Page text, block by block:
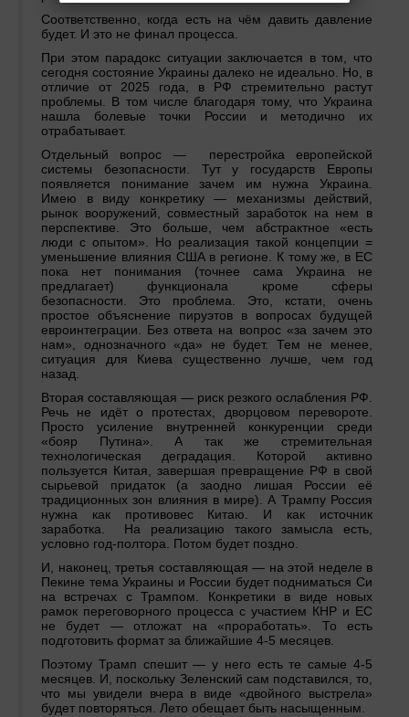
Соответственно, когда есть на чём давить давление
будет. И это не финал процесса.
При этом парадокс ситуации заключается в том, что
сегодня состояние Украины далеко не идеально. Но, в
отличие от 2025 года, в РФ стремительно растут
проблемы. В том числе благодаря тому, что Украина
нашла болевые точки России и методично их
отрабатывает.
Отдельный вопрос — перестройка европейской
системы безопасности. Тут у государств Европы
появляется понимание зачем им нужна Украина.
Имею в виду конкретику — механизмы действий,
рынок вооружений, совместный заработок на нем в
перспективе. Это больше, чем абстрактное «есть
люди с опытом». Но реализация такой концепции =
уменьшение влияния США в регионе. К тому же, в ЕС
пока нет понимания (точнее сама Украина не
предлагает) функционала кроме сферы
безопасности. Это проблема. Это, кстати, очень
простое объяснение пируэтов в вопросах будущей
евроинтеграции. Без ответа на вопрос «за зачем это
нам», однозначного «да» не будет. Тем не менее,
ситуация для Киева существенно лучше, чем год
назад.
Вторая составляющая — риск резкого ослабления РФ.
Речь не идёт о протестах, дворцовом перевороте.
Просто усиление внутренней конкуренции среди
«бояр Путина». А так же стремительная
технологическая деградация. Которой активно
пользуется Китая, завершая превращение РФ в свой
сырьевой придаток (а заодно лишая России её
традиционных зон влияния в мире). А Трампу Россия
нужна как противовес Китаю. И как источник
заработка. На реализацию такого замысла есть,
условно год-полтора. Потом будет поздно.
И, наконец, третья составляющая — на этой неделе в
Пекине тема Украины и России будет подниматься Си
на встречах с Трампом. Конкретики в виде новых
рамок переговорного процесса с участием КНР и ЕС
не будет — отложат на «проработать». То есть
подготовить формат за ближайшие 4-5 месяцев.
Поэтому Трамп спешит — у него есть те самые 4-5
месяцев. И, поскольку Зеленский сам подставился, то,
что мы увидели вчера в виде «двойного выстрела»
будет повторяться. Лето обещает быть насыщенным.